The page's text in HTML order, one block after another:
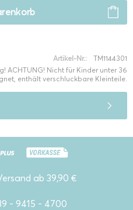
Artikel-Nr.:
TM1144301
ACHTUNG! Nicht für Kinder unter 36
enthält verschluckbare Kleinteile.
ab 39,90 €
- 9415 - 4700